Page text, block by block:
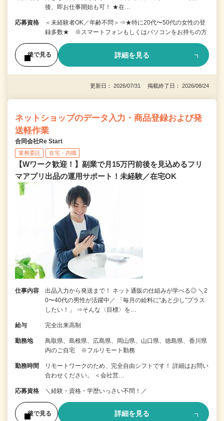
後、即お仕事開始も可！ ★在…
応募資格
＜未経験者OK／年齢不問＞⇒★特に20代〜50代の女性の登
録多数★ ※スマートフォンもしくはパソコンをお持ちの方
後で見る 詳細を見る
更新日： 2026/07/31 掲載終了日： 2026/08/24
ネットショップのデータ入力・商品登録および発
送軽作業
合同会社Re Start
業務委託 在宅・内職
【Wワーク歓迎！】副業で月15万円前後を見込めるフリ
マアプリ出品の運用サポート！未経験／在宅OK
仕事内容
出品入力から発送まで！ ネット通販の仕組みが学べる◎ ＼2
0〜40代の男性が活躍中／ 「毎月の給料に“あと少し”プラス
したい！」 ⇒そんな〈目標〉を…
給与 完全出来高制
勤務地
鳥取県、島根県、広島県、岡山県、山口県、徳島県、香川県
内のご自宅 ※フルリモート勤務
勤務時間
リモートワークのため、完全自由シフトです！ 詳細はお問い
合わせください。 ＜会社営…
応募資格 ＼経験・資格・学歴いっさい不問！／
後で見る 詳細を見る